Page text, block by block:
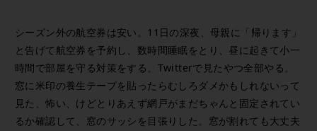
シーズン外の航空券は安い。11日の深夜、母親に「帰ります」
と告げて航空券を予約し、数時間睡眠をとり、昼に起きて小一
時間で部屋を守る対策をする。Twitterで見たやつ全部やる。
窓に米印の養生テープを貼ったらむしろダメかもしれないって
見た、怖い、けどとりあえず網戸がまだちゃんと固定されてい
るか確認して、窓のサッシを目張りした。窓が割れても大丈夫